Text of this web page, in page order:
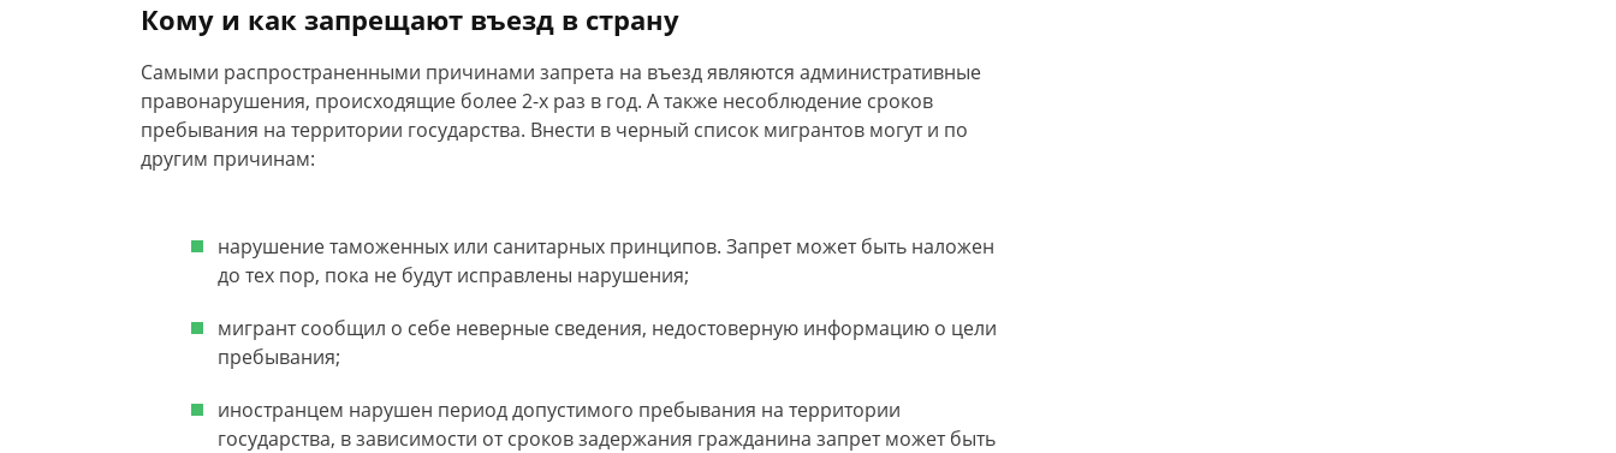
Кому и как запрещают въезд в страну
Самыми распространенными причинами запрета на въезд являются административные
правонарушения, происходящие более 2-х раз в год. А также несоблюдение сроков
пребывания на территории государства. Внести в черный список мигрантов могут и по
другим причинам:
нарушение таможенных или санитарных принципов. Запрет может быть наложен
до тех пор, пока не будут исправлены нарушения;
мигрант сообщил о себе неверные сведения, недостоверную информацию о цели
пребывания;
иностранцем нарушен период допустимого пребывания на территории
государства, в зависимости от сроков задержания гражданина запрет может быть